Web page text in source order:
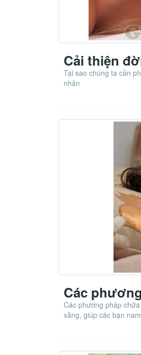
Cải thiện
Tại sao chúng ta cần
nhân
Các
Các phương pháp
xăng, giúp các bạn